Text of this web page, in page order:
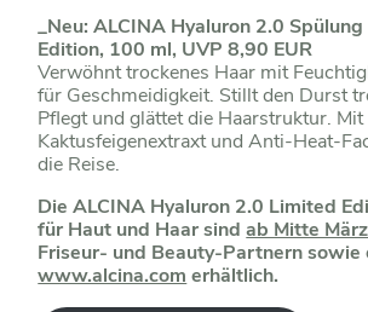
_Neu:ALCINA Hyaluron 2.0
Edition, 100 ml, UVP 8,90 EUR
Verwöhnt trockenes Haar mit
für Geschmeidigkeit. Stillt den Durst
Pflegt und glättet die Haarstruktur.
Kaktusfeigenextraxt und Anti-Heat-
die Reise.
Die ALCINA Hyaluron 2.0 Limited
für Haut und Haar sindab Mitte März
Friseur- und Beauty-Partnern sowie
www.alcina.com erhältlich.